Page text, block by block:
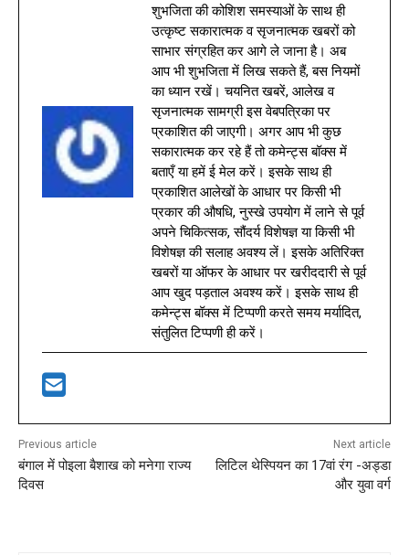
शुभजिता की कोशिश समस्याओं के साथ ही
उत्कृष्ट सकारात्मक व सृजनात्मक खबरों को
साभार संग्रहित कर आगे ले जाना है। अब
आप भी शुभजिता में लिख सकते हैं, बस नियमों
का ध्यान रखें। चयनित खबरें, आलेख व
सृजनात्मक सामग्री इस वेबपत्रिका पर
प्रकाशित की जाएगी। अगर आप भी कुछ
सकारात्मक कर रहे हैं तो कमेन्ट्स बॉक्स में
बताएँ या हमें ई मेल करें। इसके साथ ही
प्रकाशित आलेखों के आधार पर किसी भी
प्रकार की औषधि, नुस्खे उपयोग में लाने से पूर्व
अपने चिकित्सक, सौंदर्य विशेषज्ञ या किसी भी
विशेषज्ञ की सलाह अवश्य लें। इसके अतिरिक्त
खबरों या ऑफर के आधार पर खरीददारी से पूर्व
आप खुद पड़ताल अवश्य करें। इसके साथ ही
कमेन्ट्स बॉक्स में टिप्पणी करते समय मर्यादित,
संतुलित टिप्पणी ही करें।
Previous article
बंगाल में पोइला बैशाख को मनेगा राज्य
दिवस
Next article
लिटिल थेस्पियन का 17वां रंग -अड्डा
और युवा वर्ग